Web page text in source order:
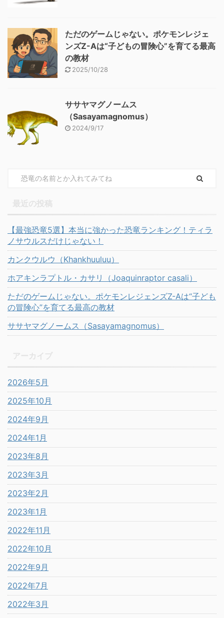
ただのゲームじゃない。ポケモンレジェ
ンズZ-Aは“子どもの冒険心”を育てる最高
の教材
2025/10/28
ササヤマグノームス
（Sasayamagnomus）
2024/9/17
【最強恐竜5選】本当に強かった恐竜ランキング！ティラ
ノサウルスだけじゃない！
カンクウルウ（Khankhuuluu）
ホアキンラプトル・カサリ（Joaquinraptor casali）
ただのゲームじゃない。ポケモンレジェンズZ-Aは“子ども
の冒険心”を育てる最高の教材
ササヤマグノームス（Sasayamagnomus）
2026年5月
2025年10月
2024年9月
2024年1月
2023年8月
2023年3月
2023年2月
2023年1月
2022年11月
2022年10月
2022年9月
2022年7月
2022年3月